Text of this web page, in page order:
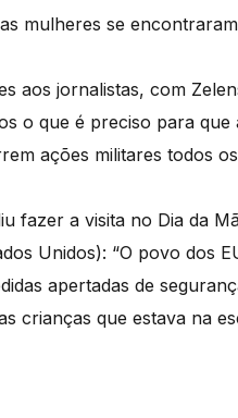
mulheres se
aos jornalistas, com
o que é preciso para
ações militares todos
fazer a visita no Dia da
Unidos): “O povo dos
apertadas de
crianças que estava na